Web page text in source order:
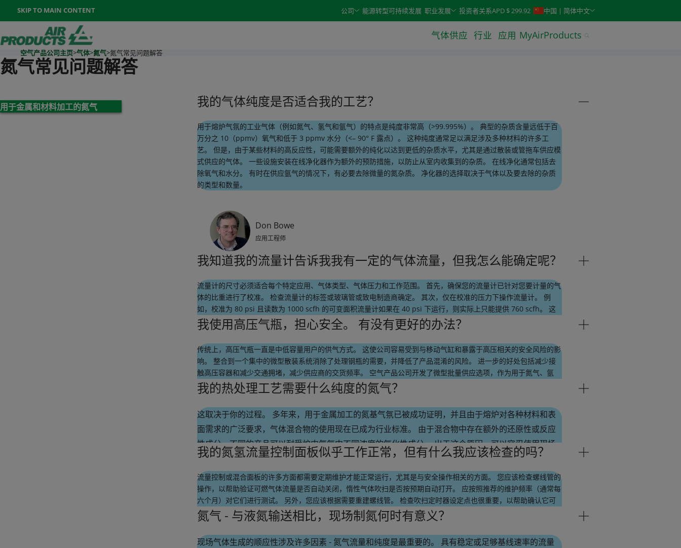
SKIP TO MAIN CONTENT
Once the menu is open you can move between options with the arrow keys and select an option with the enter or space keys. Typeahead search is also available.
400-888-7662 联系我们 公司 能源转型可持续发展 职业发展 投资者关系APD $ 299.92 中国 | 简体中文
Go To Home Page
气体供应 行业 应用 MyAirProducts
空气产品公司主页>气体>氮气>氮气常见问题解答
氮气常见问题解答
用于金属和材料加工的氮气 我的气体纯度是否适合我的工艺？
用于熔炉气氛的工业气体（例如氮气、氢气和氩气）的特点是纯度非常高（>99.995%）。 典型的杂质含量远低于百
万分之 10（ppmv）氧气和低于 3 ppmv 水分（<– 90° F 露点）。 这种纯度通常足以满足涉及多种材料的许多工
艺。 但是，由于某些材料的高反应性，可能需要额外的纯化以达到更低的杂质水平，尤其是通过散装或管拖车供应模
式供应的气体。 一些设施安装在线净化器作为额外的预防措施，以防止从室内收集到的杂质。 在线净化通常包括去
除氧气和水分。 有时在供应氩气的情况下，有必要去除微量的氮杂质。 净化器的选择取决于气体以及要去除的杂质
的类型和数量。
Don Bowe
应用工程师
我知道我的流量计告诉我我有一定的气体流量，但我怎么能确定呢？
流量计的尺寸必须适合每个特定应用、气体类型、气体压力和工作范围。 首先，确保您的流量计已针对您要计量的气
体的比重进行了校准。 检查流量计的标签或玻璃管或致电制造商确定。 其次，仅在校准的压力下操作流量计。 例
如，校准为 80 psi 且读数为 1000 scfh 的可变面积流量计如果在 40 psi 下运行，则实际上只能提供 760 scfh。 这
是 24% 的错误！ 第三，为了获得最佳精度并留出调整空间，请调整流量计的大小，使您的正常流量在满量程的 30%
–70% 范围内。 这三个步骤将有助于确保您能够很好地控制气体流量，并最终控制您的过程。
Don Bowe
应用工程师
我使用高压气瓶，担心安全。 有没有更好的办法？
传统上，高压气瓶一直是中低容量用户的供气方式。 这使公司容易受到与移动气缸和暴露于高压相关的安全风险的影
响。 整合到一个集中的微型散装系统消除了处理钢瓶的需要，并降低了产品混淆的风险。 进一步的好处包括减少接
触高压容器和减少交通拥堵，减少供应商的交货频率。 空气产品公司开发了微型批量供应选项，作为用于氮气、氩
气、氧气和二氧化碳供应的高压气瓶的经济、可靠的替代方案。 除了高效灵活的存储系统外，还提供创新的管道解决
方案来帮助您从气瓶平稳过渡到微型散装。
Don Bowe
应用工程师
我的热处理工艺需要什么纯度的氮气？
这取决于你的过程。 多年来，用于金属加工的氮基气氛已被成功证明，并且由于熔炉对各种材料和表
面需求的广泛要求，气体混合物的使用现在已成为行业标准。 由于混合物中存在额外的还原性或反应
性成分，不同的产品可以耐受炉内气氛中不同浓度的氧化性成分。 出于这个原因，可以容忍使用现场
产生的带有残余氧气的氮气。 通过了解您的氧气耐受水平，我们可以帮助您降低成本。
我的氮氢流量控制面板似乎工作正常，但有什么我应该检查的吗？
流量控制或混合面板的许多方面都需要定期维护才能正常运行，尤其是与安全操作相关的方面。 您应该检查螺线管的
操作，以帮助验证可燃气体流量是否自动关闭，惰性气体吹扫是否按预期自动打开。 应按照推荐的维护频率（通常每
六个月）对它们进行测试。 另外，您应该根据需要重建螺线管。 检查吹扫定时器设定点也很重要，以帮助确认它可
以充分吹扫炉子。 您应该验证并记录惰性气体吹扫和工艺流程上的低流量警报设置点。 这些只是应该定期审查的一
些项目。
氮气 - 与液氮输送相比，现场制氮何时有意义？
现场气体生成的顺应性涉及许多因素 - 氮气流量和纯度是最重要的。 具有稳定或足够基线速率的流量